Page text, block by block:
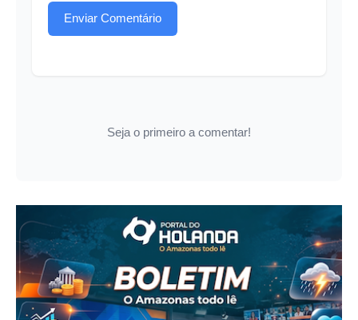
Enviar Comentário
Seja o primeiro a comentar!